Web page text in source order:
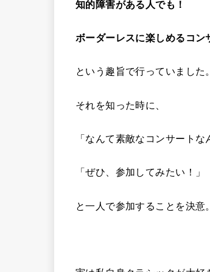
知的障害がある人でも！
ボーダーレスに楽しめるコン
という趣旨で行っていました。
それを知った時に、
「なんて素敵なコンサートな
「ぜひ、参加してみたい！」
と一人で参加することを決意。